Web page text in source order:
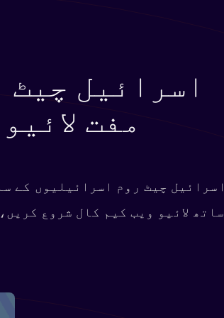
اسرائیل
مفت
اسرائیل چیٹ روم اسرائیلیوں کے
ساتھ لائیو ویب کیم کال شروع